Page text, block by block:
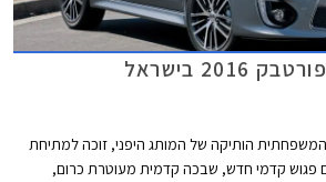
בישראל
הותיקה של המותג היפני, זוכה למתיחת
פגוש קדמי חדש, שבכה קדמית מעוטרת כרום,